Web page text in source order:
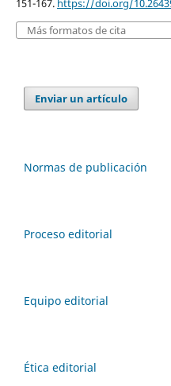
151-167. https://doi.org/
Más formatos de cita
Enviar un artículo
Normas de publicación
Proceso editorial
Equipo editorial
Ética editorial